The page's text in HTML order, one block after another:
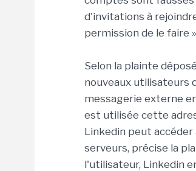
d'invitations à
permission de le faire
Selon la plainte
nouveaux utilisateurs
messagerie externe
est utilisée cette
Linkedin peut
serveurs, précise la
l'utilisateur, Linkedin